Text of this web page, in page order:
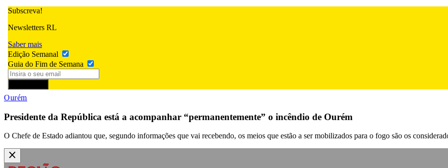
Subscreva!
Newsletters RL
Saber mais
Edição Semanal
Guia do Fim de Semana
Ourém
Presidente da República está a acompanhar “permanentemente” o incêndio de Ourém
O Chefe de Estado adiantou que, segundo informações que vai recebendo, os meios que estão a ser mobilizados para o fogo são os